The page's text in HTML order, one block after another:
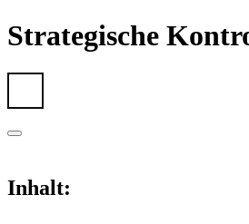
Strategische
Inhalt: